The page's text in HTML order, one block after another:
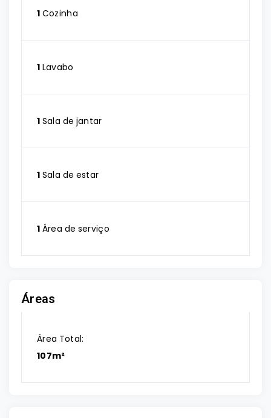
1 Cozinha
1 Lavabo
1 Sala de jantar
1 Sala de estar
1 Área de serviço
Áreas
Área Total:
107m²